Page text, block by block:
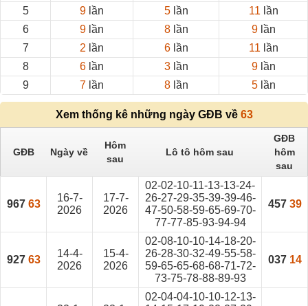
5
9 lần 5lần 11 lần
6
9 lần 8lần 9lần
7
2 lần 6lần 11 lần
8
6 lần 3lần 9lần
9
7 lần 8lần 5lần
Xem thống kê những ngày GĐB về 63
GĐB Ngày về
Hôm
sau
Lô tô hôm sau
GĐB
hôm
sau
967 63
16-7-
2026
17-7-
2026
02-02-10-11-13-13-24-
26-27-29-35-39-39-46-
47-50-58-59-65-69-70-
77-77-85-93-94-94
457 39
927 63
14-4-
2026
15-4-
2026
02-08-10-10-14-18-20-
26-28-30-32-49-55-58-
59-65-65-68-68-71-72-
73-75-78-88-89-93
037 14
02-04-04-10-10-12-13-